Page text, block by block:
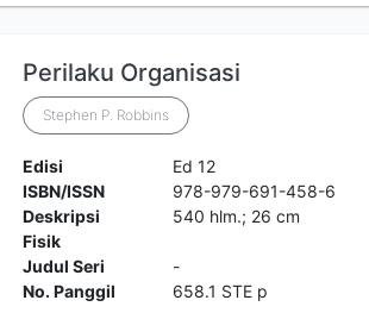
Perilaku Organisasi
Stephen P. Robbins
Edisi
Ed 12
ISBN/ISSN
978-979-691-458-6
Deskripsi
Fisik
540 hlm.; 26 cm
Judul Seri
-
No. Panggil
658.1 STE p